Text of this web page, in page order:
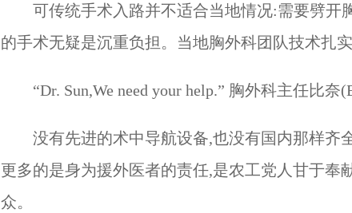
可传统手术入路并不适合当地情况:需要劈开
的手术无疑是沉重负担。当地胸外科团队技术扎
“Dr. Sun,We need your help.” 胸外科主任比
没有先进的术中导航设备,也没有国内那样齐
更多的是身为援外医者的责任,是农工党人甘于
众。